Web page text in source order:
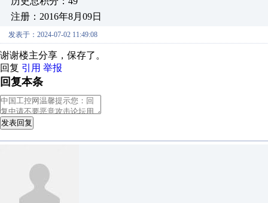
注册：2016年8月09日
发表于：2024-07-02 11:49:08
谢谢楼主分享，保存了。
回复 引用 举报
回复本条
发表回复